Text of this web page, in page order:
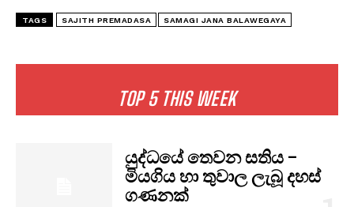
TOP 5 THIS WEEK
යුද්ධයේ තෙවන සතිය –
මියගිය හා තුවාල ලැබූ දහස්
ගණනක්
TAGS SAJITH PREMADASA SAMAGI JANA BALAWEGAYA